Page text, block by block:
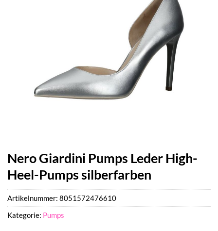
Nero Giardini Pumps Leder High-
Heel-Pumps silberfarben
Artikelnummer: 8051572476610
Kategorie: Pumps